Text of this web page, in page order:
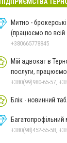
Митно -
(працюємо по всій
+380665778845
Мій адвокат в
послуги, працюємо
+380(99)980-65-57,
Блік - новинний
+380(98)452-55-58,